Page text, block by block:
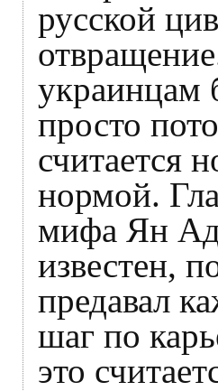
русской
украинцам
просто
считается
нормой.
мифа Ян
известен,
предавал
шаг по
это